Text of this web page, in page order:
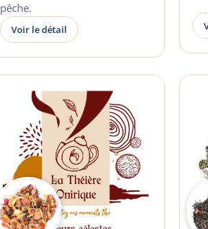
pêche.
Voir le détail